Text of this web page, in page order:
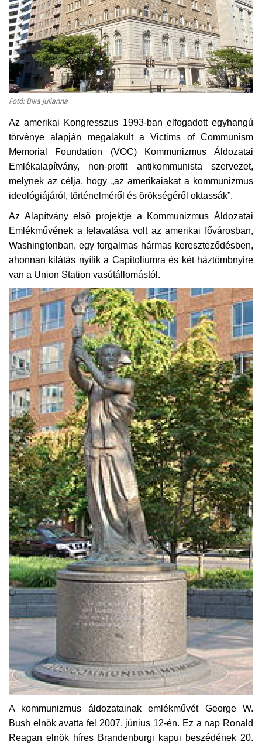
Kultúra
Történelem
Egészség
Művészet
Sport
Sajtó
Rendezvény
Humor
Napló postája
Galéria
Újság Archívum
Emlékezzünk †
Nyelv
Magyar Deutsch English
Fotó: Bika Julianna
Az amerikai Kongresszus 1993-ban elfogadott egyhangú
törvénye alapján megalakult a Victims of Communism
Memorial Foundation (VOC) Kommunizmus Áldozatai
Emlékalapítvány, non-profit antikommunista szervezet,
melynek az célja, hogy „az amerikaiakat a kommunizmus
ideológiájáról, történelméről és örökségéről oktassák”.
Az Alapítvány első projektje a Kommunizmus Áldozatai
Emlékművének a felavatása volt az amerikai fővárosban,
Washingtonban, egy forgalmas hármas kereszteződésben,
ahonnan kilátás nyílik a Capitoliumra és két háztömbnyire
van a Union Station vasútállomástól.
A kommunizmus áldozatainak emlékművét George W.
Bush elnök avatta fel 2007. június 12-én. Ez a nap Ronald
Reagan elnök híres Brandenburgi kapui beszédének 20.